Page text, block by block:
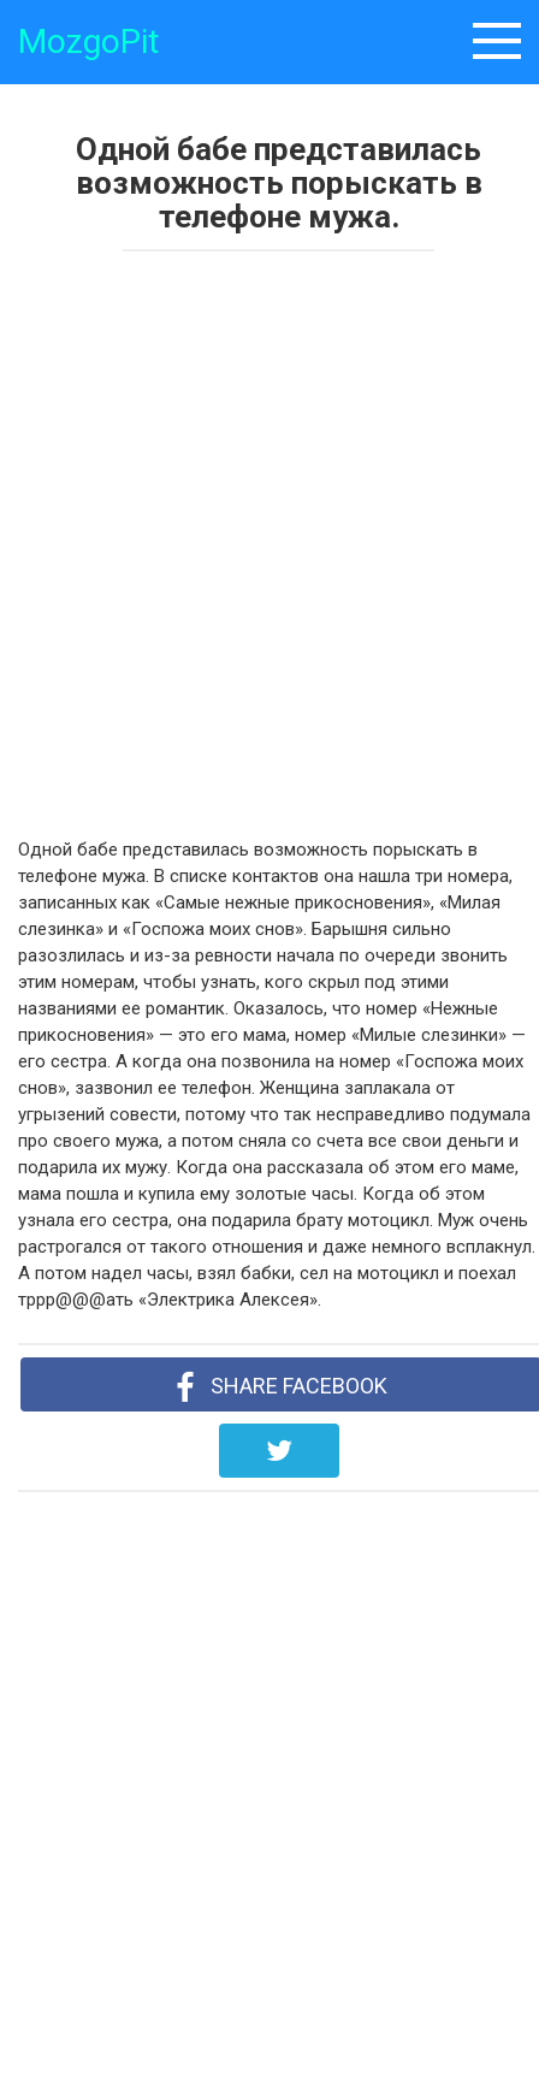
MozgoPit
Одной бабе представилась
возможность порыскать в
телефоне мужа.
Одной бабе представилась возможность порыскать в
телефоне мужа. В списке контактов она нашла три номера,
записанных как «Самые нежные прикосновения», «Милая
слезинка» и «Госпожа моих снов». Барышня сильно
разозлилась и из-за ревности начала по очереди звонить
этим номерам, чтобы узнать, кого скрыл под этими
названиями ее романтик. Оказалось, что номер «Нежные
прикосновения» — это его мама, номер «Милые слезинки» —
его сестра. А когда она позвонила на номер «Госпожа моих
снов», зазвонил ее телефон. Женщина заплакала от
угрызений совести, потому что так несправедливо подумала
про своего мужа, а потом сняла со счета все свои деньги и
подарила их мужу. Когда она рассказала об этом его маме,
мама пошла и купила ему золотые часы. Когда об этом
узнала его сестра, она подарила брату мотоцикл. Муж очень
растрогался от такого отношения и даже немного всплакнул.
А потом надел часы, взял бабки, сел на мотоцикл и поехал
тррр@@@ать «Электрика Алексея».
SHARE FACEBOOK